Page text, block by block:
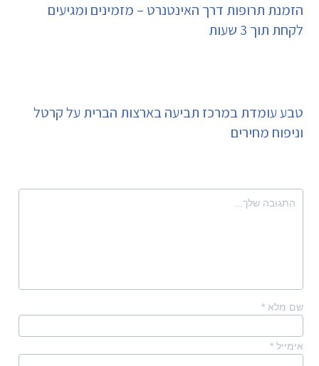
הזמנת תרופות דרך האינטנרט – מזמינים ומגיעים
לקחת תוך 3 שעות
טבע עומדת במרכז תביעה בארצות הברית על קרטל
וניפוח מחירים
שם מלא *
אימייל *